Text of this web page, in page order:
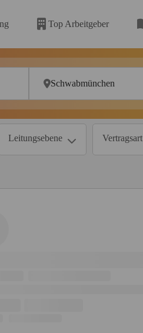
Top Arbeitgeber
Leitungsebene Vertragsart